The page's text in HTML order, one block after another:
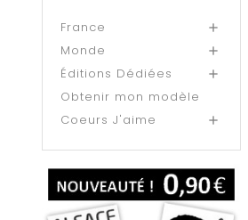
France 
Monde 
Éditions Dédiées 
Obtenir mon modèle
Coeurs J'aime
